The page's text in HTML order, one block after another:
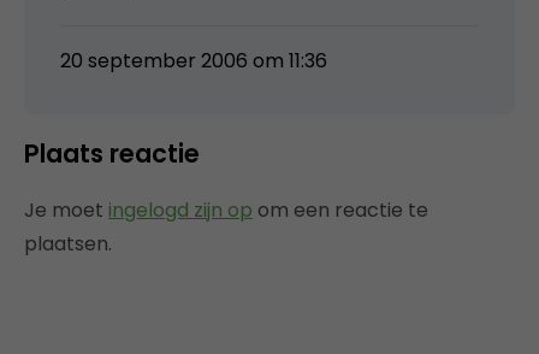
20 september 2006 om 11:36
Plaats reactie
Je moet ingelogd zijn op om een reactie te
plaatsen.